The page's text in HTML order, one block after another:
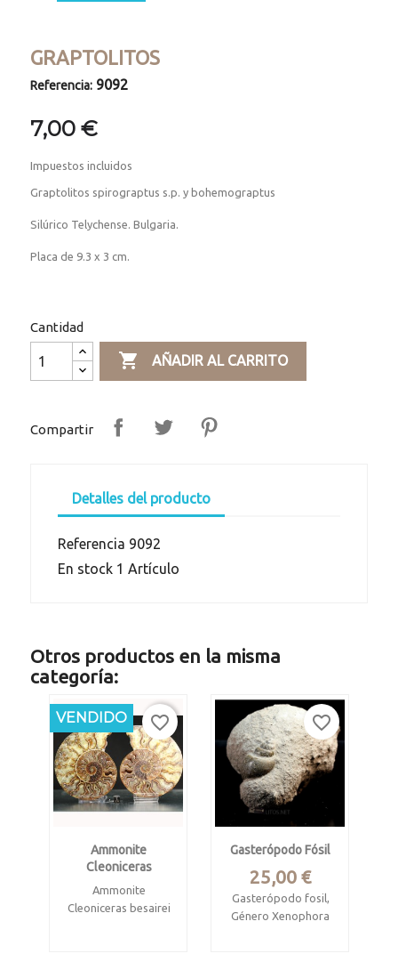
GRAPTOLITOS
Referencia: 9092
7,00 €
Impuestos incluidos
Graptolitos spirograptus s.p. y bohemograptus
Silúrico Telychense. Bulgaria.
Placa de 9.3 x 3 cm.
Cantidad
 AÑADIR AL CARRITO
Compartir
Detalles del producto
Referencia 9092
En stock 1 Artículo
Otros productos en la misma
categoría:
Ammonite
Cleoniceras
Ammonite
Cleoniceras besairei
VENDIDO favorite_border
Gasterópodo Fósil
Precio
25,00 €
Gasterópodo fosil,
Género Xenophora
favorite_border